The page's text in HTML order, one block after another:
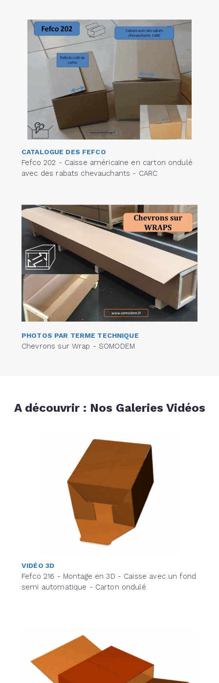
CATALOGUE DES FEFCO
Fefco 202 - Caisse américaine en carton ondulé
avec des rabats chevauchants - CARC
PHOTOS PAR TERME TECHNIQUE
Chevrons sur Wrap - SOMODEM
A découvrir : Nos Galeries Vidéos
VIDÉO 3D
Fefco 216 - Montage en 3D - Caisse avec un fond
semi automatique - Carton ondulé